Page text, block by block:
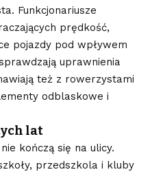
Funkcjonariusze
prędkość,
pojazdy pod wpływem
uprawnienia
też z rowerzystami
odblaskowe i
lat
kończą się na ulicy.
przedszkola i kluby